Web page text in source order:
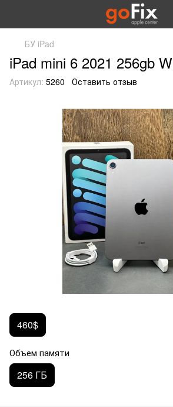
БУ iPad
iPad mini 6 2021 256gb
Артикул: 5260 Оставить отзыв
460$
Объем памяти
256 ГБ